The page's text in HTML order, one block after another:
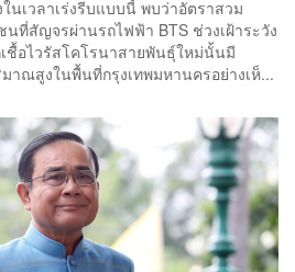
นเวลาเร่งรีบแบบนี้ พบว่าอัตราสวม
ที่สัญจรผ่านรถไฟฟ้า BTS ช่วงเฝ้าระวัง
ชื้อไวรัสโคโรนาสายพันธุ์ใหม่นั้นมี
าณสูงในพื้นที่กรุงเทพมหานครอย่างเห็...